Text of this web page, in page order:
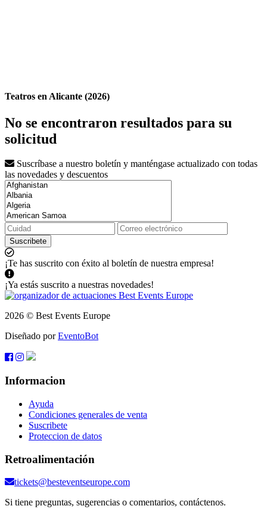
Teatros en Alicante (2026)
No se encontraron resultados para su
solicitud
Suscríbase a nuestro boletín y manténgase actualizado con todas
las novedades y descuentos
Suscribete
¡Te has suscrito con éxito al boletín de nuestra empresa!
¡Ya estás suscrito a nuestras novedades!
2026 © Best Events Europe
Diseñado porEventoBot
Informacion
Ayuda
Condiciones generales de venta
Suscribete
Proteccion de datos
Retroalimentación
tickets@besteventseurope.com
Si tiene preguntas, sugerencias o comentarios, contáctenos.